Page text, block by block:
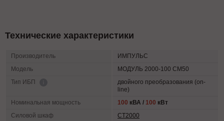
Технические характеристики
Производитель
ИМПУЛЬС
Модель
МОДУЛЬ 2000-100 СМ50
Тип ИБП
двойного преобразования (on-
line)
Номинальная мощность
100 кВА / 100 кВт
Силовой шкаф
СТ2000